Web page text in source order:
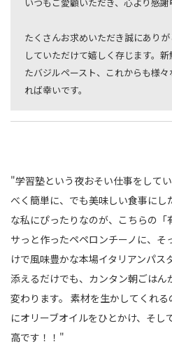
たくさんお求めいただき誠にあり
していただけて嬉しく存じます。
たバジルペースト、これからも様
れば幸いです。
"学習塾という夜おそい仕事をして
べく簡単に、でも美味しい食事にし
な私にぴったりなのが、こちらの「
サっと作ったペペロンチーノに、そ
けで風味豊かな本場イタリアンパ
添えるだけでも、カンタン朝ごは
変わります。 素材を生かしてくれ
にオリーブオイルをひとかけ、そし
高です！！"